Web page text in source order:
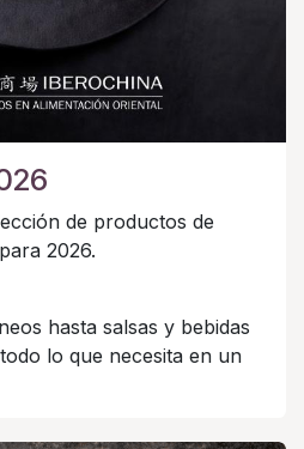
de productos de
2026.
hasta salsas y bebidas
lo que necesita en un